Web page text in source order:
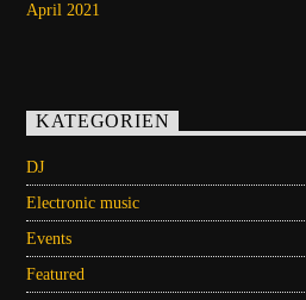
April 2021
KATEGORIEN
DJ
Electronic music
Events
Featured